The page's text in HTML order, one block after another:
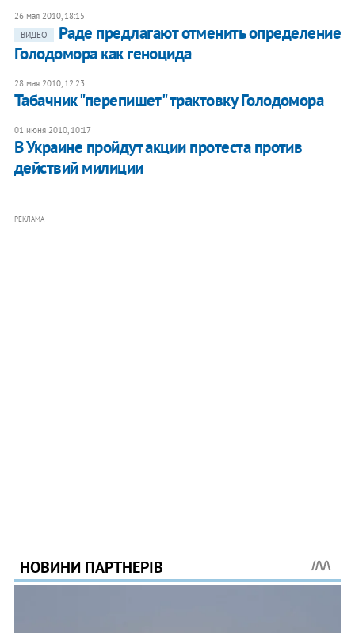
26 мая 2010, 18:15
ВИДЕО
Раде предлагают отменить определение
Голодомора как геноцида
28 мая 2010, 12:23
Табачник "перепишет" трактовку Голодомора
01 июня 2010, 10:17
В Украине пройдут акции протеста против
действий милиции
РЕКЛАМА